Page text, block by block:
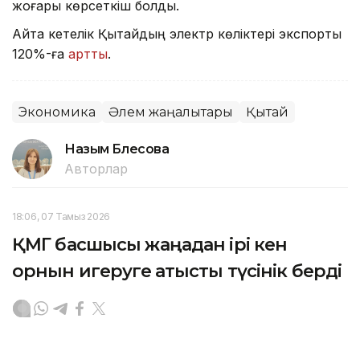
жоғары көрсеткіш болды.
Айта кетелік Қытайдың электр көліктері экспорты
120%-ға артты.
Экономика Әлем жаңалықтары Қытай
Назым Бөлесова
Авторлар
18:06, 07 Тамыз 2026
ҚМГ басшысы жаңадан ірі кен
орнын игеруге қатысты түсінік берді